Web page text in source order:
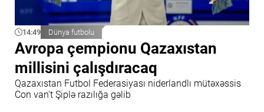
14:49 Dünya futbolu
Avropa çempionu Qazaxıstan
millisini çalışdıracaq
Qazaxıstan Futbol Federasiyası niderlandlı mütəxəssis
Con van't Şiplə razılığa gəlib